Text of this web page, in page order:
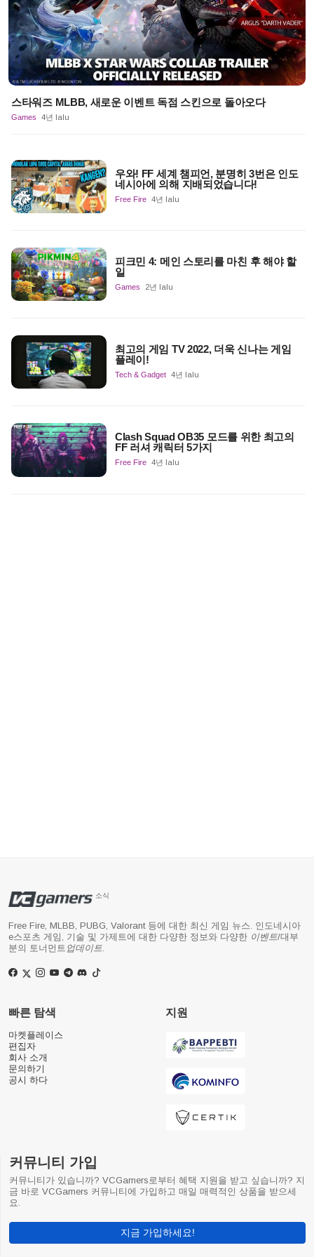
스타워즈 MLBB, 새로운 이벤트 독점 스킨으로 돌아오다
Games 4년 lalu
우와! FF 세계 챔피언, 분명히 3번은 인도
네시아에 의해 지배되었습니다!
Free Fire 4년 lalu
피크민 4: 메인 스토리를 마친 후 해야 할
일
Games 2년 lalu
최고의 게임 TV 2022, 더욱 신나는 게임
플레이!
Tech & Gadget 4년 lalu
Clash Squad OB35 모드를 위한 최고의
FF 러셔 캐릭터 5가지
Free Fire 4년 lalu
소식
Free Fire, MLBB, PUBG, Valorant 등에 대한 최신 게임 뉴스. 인도네시아
e스포츠 게임, 기술 및 가제트에 대한 다양한 정보와 다양한 이벤트/대부
분의 토너먼트 업데이트.
빠른 탐색
마켓플레이스
편집자
회사 소개
문의하기
공시 하다
지원
커뮤니티 가입
커뮤니티가 있습니까? VCGamers로부터 혜택 지원을 받고 싶습니까? 지
금 바로 VCGamers 커뮤니티에 가입하고 매일 매력적인 상품을 받으세
요.
지금 가입하세요!